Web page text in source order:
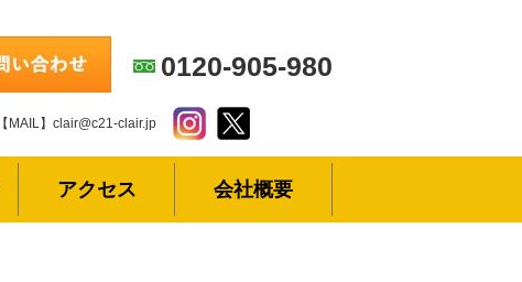
0120-905-980
【MAIL】clair@c21-clair.jp
アクセス 会社概要